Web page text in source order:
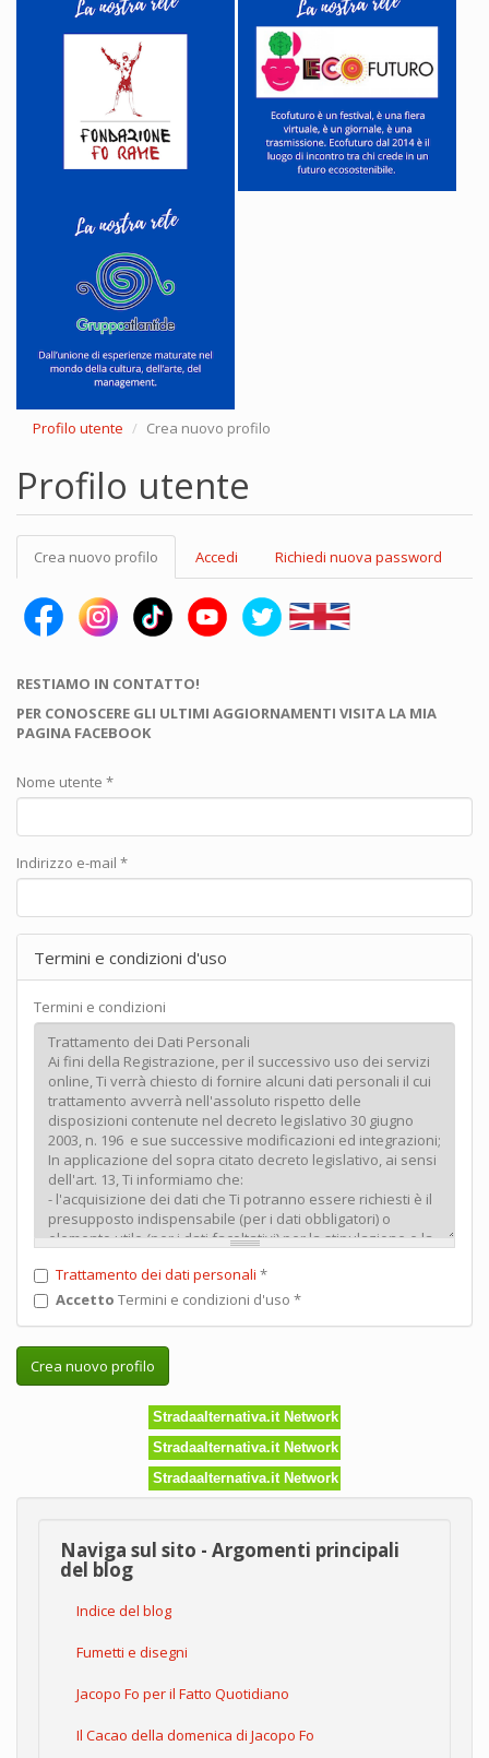
Profilo utente Crea nuovo profilo
Profilo utente
Schede
primarie
Crea nuovo profilo (scheda
attiva)
Accedi Richiedi nuova password
RESTIAMO IN CONTATTO!
PER CONOSCERE GLI ULTIMI AGGIORNAMENTI VISITA LA MIA
PAGINA FACEBOOK
Nome utente *
Indirizzo e-mail *
Termini e condizioni d'uso
Termini e condizioni
Trattamento dei dati personali *
Accetto Termini e condizioni d'uso *
Crea nuovo profilo
Stradaalternativa.it Network
Stradaalternativa.it Network
Stradaalternativa.it Network
Naviga sul sito - Argomenti principali
del blog
Indice del blog
Fumetti e disegni
Jacopo Fo per il Fatto Quotidiano
Il Cacao della domenica di Jacopo Fo